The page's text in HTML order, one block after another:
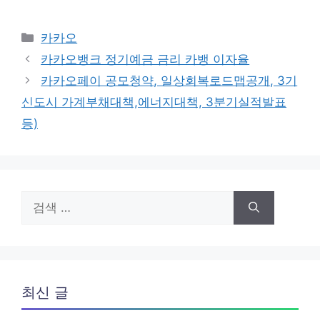
카
테
고
리
카카오
카카오뱅크 정기예금 금리 카뱅 이자율
카카오페이 공모청약, 일상회복로드맵공개, 3기
신도시 가계부채대책,에너지대책, 3분기실적발표
등)
색:
최신 글